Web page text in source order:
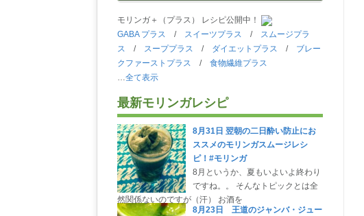
モリンガ＋（プラス） レシピ公開中！
GABA プラス / スイーツプラス / スムージプラ
ス / スーププラス / ダイエットプラス / ブレー
クファーストプラス / 食物繊維プラス
…全て表示
最新モリンガレシピ
8月31日 翌朝の二日酔い防止にお
ススメのモリンガスムージレシ
ピ！#モリンガ
8月というか、夏もいよいよ終わり
ですね。。 そんなトピックとは全
然関係ないのですが（汗） お酒を
8月23日 王道のジャンバ・ジュー